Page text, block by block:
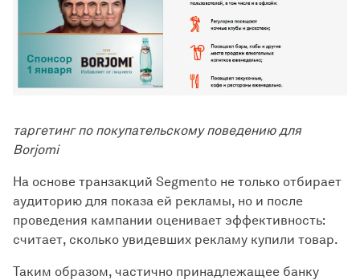
таргетинг по покупательскому поведению для
Borjomi
На основе транзакций Segmento не только отбирает
аудиторию для показа ей рекламы, но и после
проведения кампании оценивает эффективность:
считает, сколько увидевших рекламу купили товар.
Таким образом, частично принадлежащее банку